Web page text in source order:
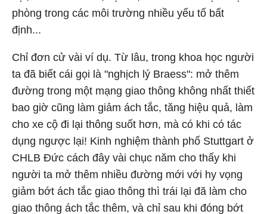
phòng trong các môi trường nhiều yếu tố bất
định...
Chỉ đơn cử vài ví dụ. Từ lâu, trong khoa học người
ta đã biết cái gọi là "nghịch lý Braess": mở thêm
đường trong một mạng giao thông không nhất thiết
bao giờ cũng làm giảm ách tắc, tăng hiệu quả, làm
cho xe cộ đi lại thông suốt hơn, mà có khi có tác
dụng ngược lại! Kinh nghiệm thành phố Stuttgart ở
CHLB Đức cách đây vài chục năm cho thấy khi
người ta mở thêm nhiều đường mới với hy vọng
giảm bớt ách tắc giao thông thì trái lại đã làm cho
giao thông ách tắc thêm, và chỉ sau khi đóng bớt